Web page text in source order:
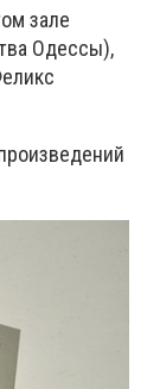
зале
Одессы),